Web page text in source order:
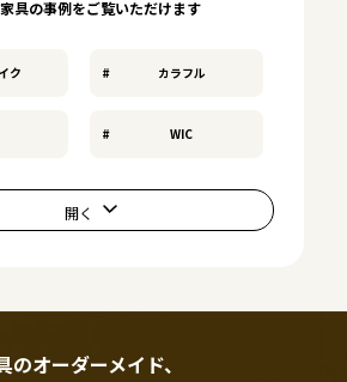
具の事例をご覧いただけます
ク カラフル
WIC
のオーダーメイド、